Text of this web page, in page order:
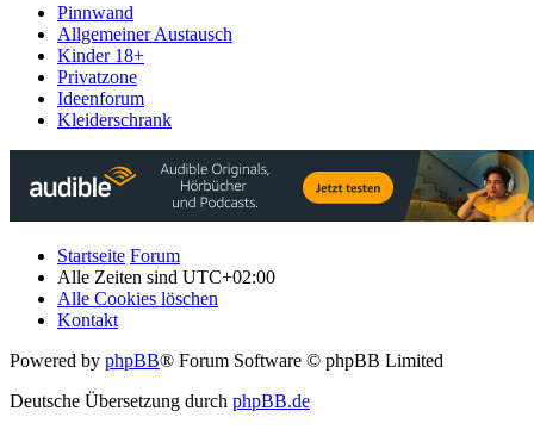
Pinnwand
Allgemeiner Austausch
Kinder 18+
Privatzone
Ideenforum
Kleiderschrank
Startseite Forum
Alle Zeiten sind UTC+02:00
Alle Cookies löschen
Kontakt
Powered by phpBB® Forum Software © phpBB Limited
Deutsche Übersetzung durch phpBB.de